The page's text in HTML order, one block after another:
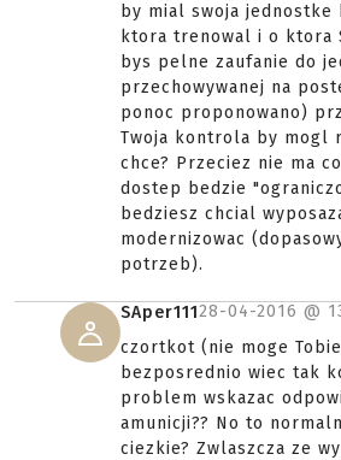
by mial swoja
ktora trenowal i o ktora
bys pelne zaufanie do
przechowywanej na
ponoc proponowano)
Twoja kontrola by mogl
chce? Przeciez nie ma
dostep bedzie
bedziesz chcial
modernizowac
potrzeb).
SAper11128-04-2016 @
czortkot (nie moge
bezposrednio wiec tak
problem wskazac
amunicji?? No to
ciezkie? Zwlaszcza ze